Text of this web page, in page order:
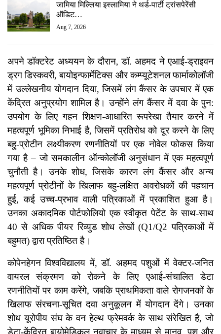
जामिया मिल्लिया इस्लामिया ने थर्ड-पार्टी ट्रांसपेरेंसी
ऑडिट…
Aug 7, 2026
अपने डॉक्टरेट अध्ययन के दौरान, डॉ. अहमद ने एआई-ड्राइवन
ड्रग डिस्कवरी, बायोइन्फार्मेटिक्स और कम्प्यूटेशनल फार्माकोलॉजी
में उल्लेखनीय योगदान दिया, जिसमें लंग कैंसर के उपचार में एक
केंद्रित अनुप्रयोग शामिल है। उन्होंने लंग कैंसर में दवा के पुन:
उपयोग के लिए गहन शिक्षण-आधारित रूपरेखा तैयार करने में
महत्वपूर्ण भूमिका निभाई है, जिसमें प्रतिरोध को दूर करने के लिए
बहु-प्रोटीन लक्ष्यीकरण रणनीतियों पर एक नोवेल फोकस किया
गया है – जो समकालीन ऑन्कोलॉजी अनुसंधान में एक महत्वपूर्ण
चुनौती है। उनके शोध, जिसके कारण लंग कैंसर और अन्य
महत्वपूर्ण प्रोटीनों के खिलाफ बहु-लक्षित अवरोधकों की पहचान
हुई, कई उच्च-प्रभाव वाली पत्रिकाओं में प्रकाशित हुआ है।
उनका अकादमिक पोर्टफोलियो एक स्वीकृत पेटेंट के साथ-साथ
40 से अधिक पीयर रिव्युड शोध लेखों (Q1/Q2 पत्रिकाओं में
बहुमत) द्वारा प्रतिष्ठित है।
कोपेनहेगन विश्वविद्यालय में, डॉ. अहमद पशुओं में वेक्टर-जनित
वायरल संक्रमण को रोकने के लिए एआई-संचालित डेटा
रणनीतियों पर काम करेंगे, जबकि प्राथमिकता वाले रोगजनकों के
खिलाफ संरचना-सूचित दवा अनुकूलन में योगदान देंगे। उनका
शोध यूरोपीय संघ के वन हेल्थ फ्रेमवर्क के साथ संरेखित है, जो